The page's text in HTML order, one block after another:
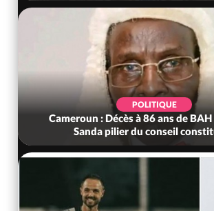
SOCIÉTÉ
Côte d'Ivoire : Indépendance à
le Sous-Préfet exhorte les